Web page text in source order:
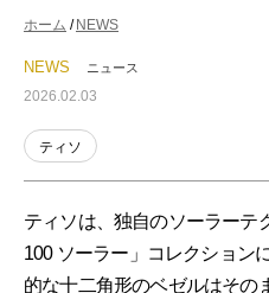
ホーム NEWS
NEWS ニュース
2026.02.03
ティソ
ティソは、独自のソーラーテ
100 ソーラー」コレクション
的な十二角形のベゼルはその